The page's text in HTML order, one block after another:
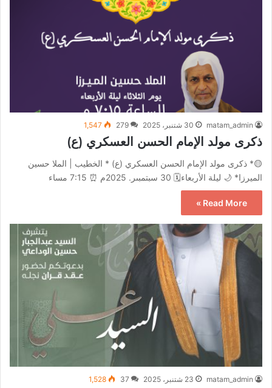
matam_admin 30 شتنبر، 2025 279
1,547
ذكرى مولد الإمام الحسن العسكري (ع)
🟡* ‏ذكرى مولد الإمام الحسن العسكري (ع) * الخطيب | الملا حسين
الميرزا* 🌙 ليلة الأربعاء🗓 30 سبتمبىر. 2025م ⏰ 7:15 مساء
Read More »
matam_admin 23 شتنبر، 2025 37
1,528